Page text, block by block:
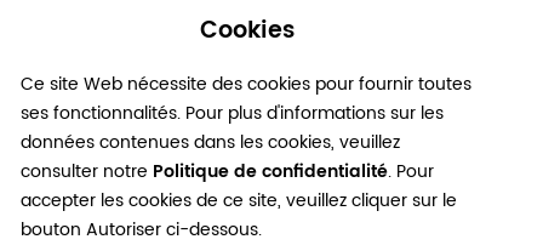
Cookies
Ce site Web nécessite des cookies pour fournir toutes
ses fonctionnalités. Pour plus d'informations sur les
données contenues dans les cookies, veuillez
consulter notre Politique de confidentialité. Pour
accepter les cookies de ce site, veuillez cliquer sur le
bouton Autoriser ci-dessous.
0